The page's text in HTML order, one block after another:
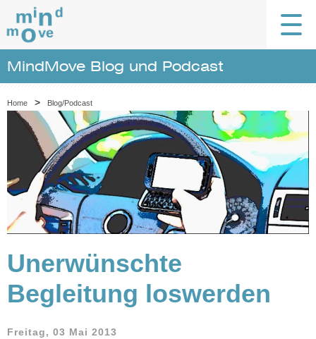
MindMove Blog und Podcast
Home > Blog/Podcast
Unerwünschte
Begleitung loswerden
Freitag, 03 Mai 2013